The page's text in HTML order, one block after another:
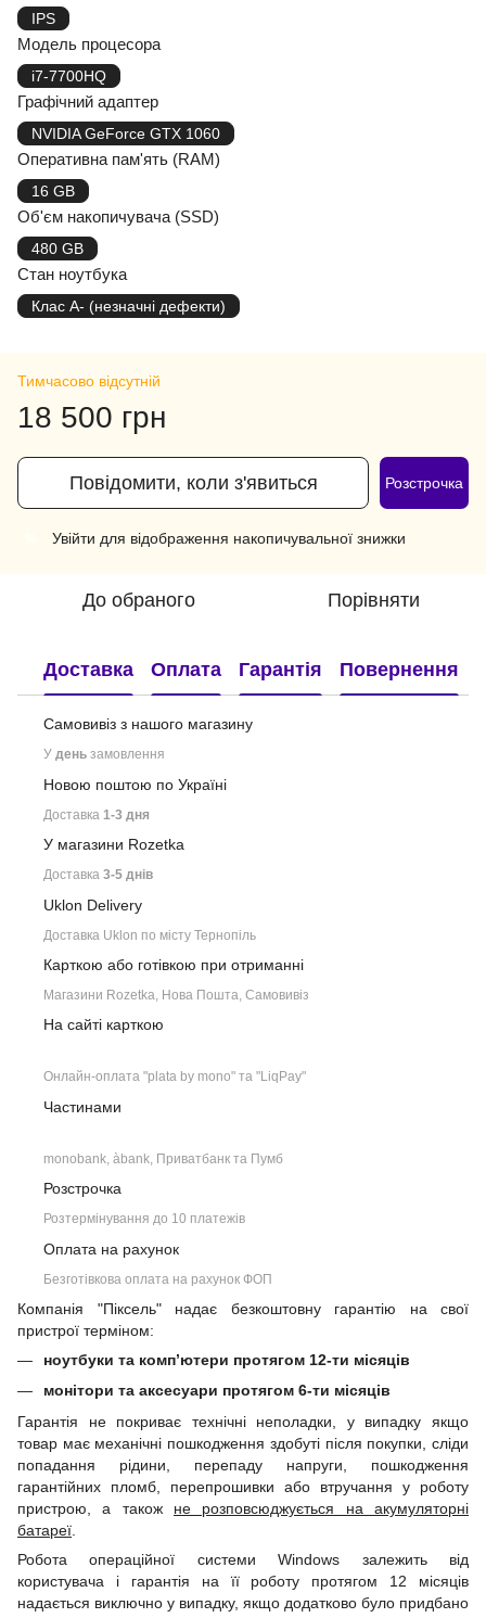
IPS
Модель процесора
i7-7700HQ
Графічний адаптер
NVIDIA GeForce GTX 1060
Оперативна пам'ять (RAM)
16 GB
Об'єм накопичувача (SSD)
480 GB
Стан ноутбука
Клас A- (незначні дефекти)
Тимчасово відсутній
18 500 грн
Повідомити, коли з'явиться Розстрочка
Увійти для відображення накопичувальної знижки
До обраного Порівняти
Доставка Оплата Гарантія Повернення
Самовивіз з нашого магазину
У день замовлення
Новою поштою по Україні
Доставка 1-3 дня
У магазини Rozetka
Доставка 3-5 днів
Uklon Delivery
Доставка Uklon по місту Тернопіль
Карткою або готівкою при отриманні
Магазини Rozetka, Нова Пошта, Самовивіз
На сайті карткою
Онлайн-оплата "plata by mono" та "LiqPay"
Частинами
monobank, àbank, Приватбанк та Пумб
Розстрочка
Розтермінування до 10 платежів
Оплата на рахунок
Безготівкова оплата на рахунок ФОП
Компанія "Піксель" надає безкоштовну гарантію на свої
пристрої терміном:
ноутбуки та комп’ютери протягом 12-ти місяців
монітори та аксесуари протягом 6-ти місяців
Гарантія не покриває технічні неполадки, у випадку якщо
товар має механічні пошкодження здобуті після покупки, сліди
попадання рідини, перепаду напруги, пошкодження
гарантійних пломб, перепрошивки або втручання у роботу
пристрою, а також не розповсюджується на акумуляторні
батареї
Робота операційної системи Windows залежить від
користувача і гарантія на її роботу протягом 12 місяців
надається виключно у випадку, якщо додатково було придбано